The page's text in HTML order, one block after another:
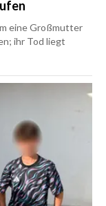
eine Großmutter
ihr Tod liegt